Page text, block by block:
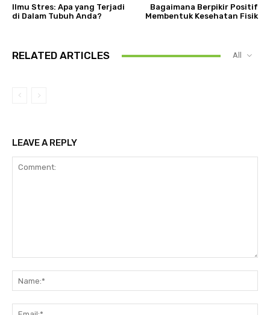
Ilmu Stres: Apa yang Terjadi
di Dalam Tubuh Anda?
Bagaimana Berpikir Positif
Membentuk Kesehatan Fisik
RELATED ARTICLES All
LEAVE A REPLY